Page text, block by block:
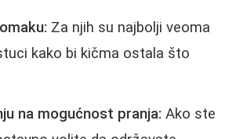
Za njih su najbolji veoma
kako bi kičma ostala što
na mogućnost pranja: Ako ste